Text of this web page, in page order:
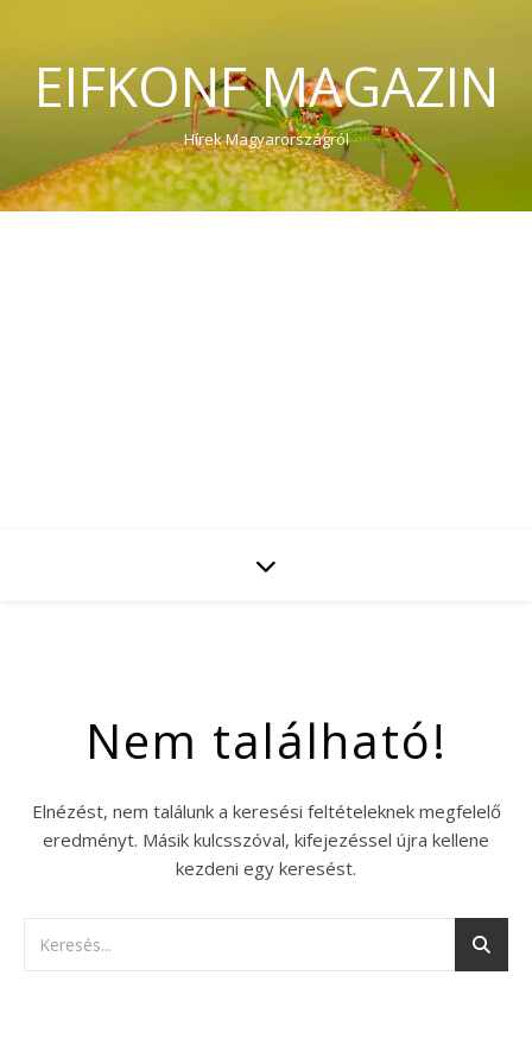
EIFKONF MAGAZIN
Hírek Magyarországról
Nem található!
Elnézést, nem találunk a keresési feltételeknek megfelelő
eredményt. Másik kulcsszóval, kifejezéssel újra kellene
kezdeni egy keresést.